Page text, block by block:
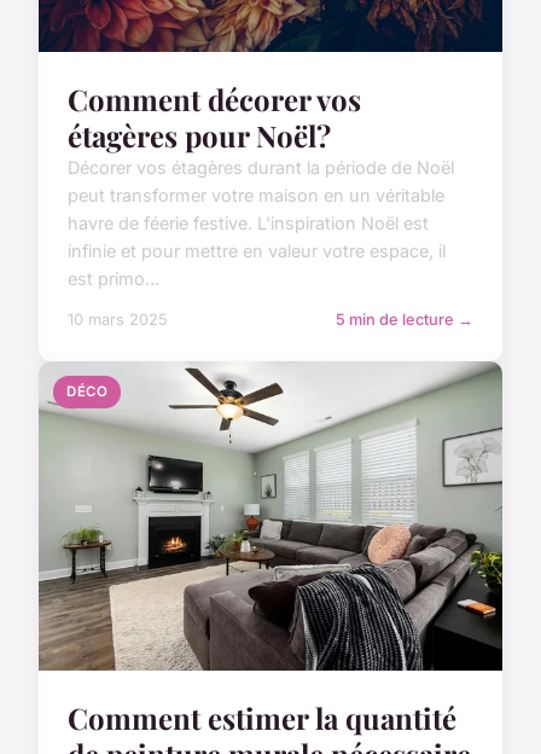
Comment décorer vos
étagères pour Noël?
Décorer vos étagères durant la période de Noël
peut transformer votre maison en un véritable
havre de féerie festive. L'inspiration Noël est
infinie et pour mettre en valeur votre espace, il
est primo...
10 mars 2025 5 min de lecture →
DÉCO
Comment estimer la quantité